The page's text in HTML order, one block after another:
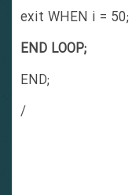
exit WHEN i =
END LOOP;
END;